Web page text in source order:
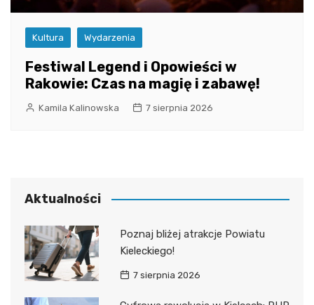
Kultura Wydarzenia
Festiwal Legend i Opowieści w
Rakowie: Czas na magię i zabawę!
Kamila Kalinowska 7 sierpnia 2026
Aktualności
Poznaj bliżej atrakcje Powiatu
Kieleckiego!
7 sierpnia 2026